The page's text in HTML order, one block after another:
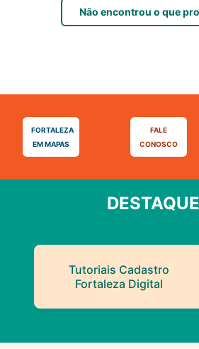
Não encontrou o que
FORTALEZA
EM MAPAS
FALE
CONOSCO
Tutoriais Cadastro
Fortaleza Digital